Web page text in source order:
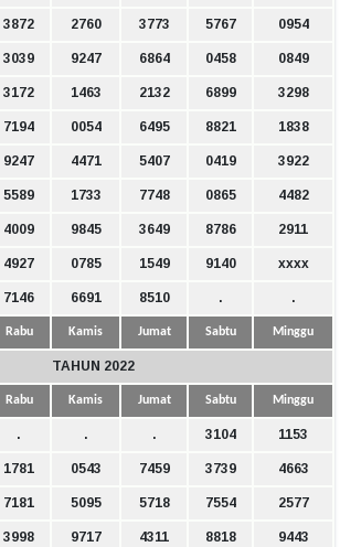
3872 2760 3773 5767 0954
3039 9247 6864 0458 0849
3172 1463 2132 6899 3298
7194 0054 6495 8821 1838
9247 4471 5407 0419 3922
5589 1733 7748 0865 4482
4009 9845 3649 8786 2911
4927 0785 1549 9140 xxxx
7146 6691 8510 . .
Rabu Kamis Jumat Sabtu Minggu
TAHUN 2022
Rabu Kamis Jumat Sabtu Minggu
. . . 3104 1153
1781 0543 7459 3739 4663
7181 5095 5718 7554 2577
3998 9717 4311 8818 9443